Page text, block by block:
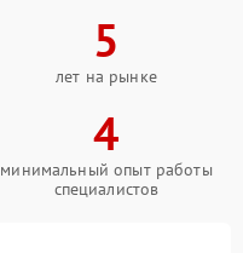
5
лет на рынке
4
минимальный опыт работы
специалистов